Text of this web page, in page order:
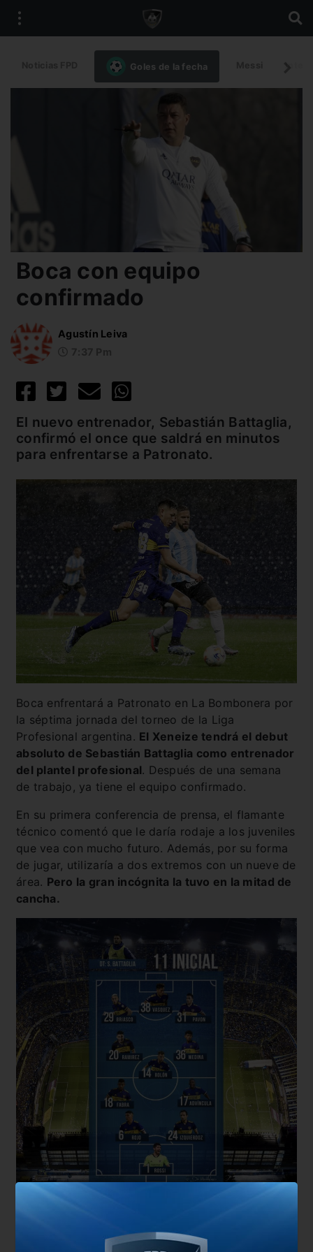
Goles de la fecha
Boca con equipo
confirmado
Agustín Leiva
El nuevo entrenador, Sebastián Battaglia,
confirmó el once que saldrá en minutos
para enfrentarse a Patronato.
Boca enfrentará a Patronato en La Bombonera por
la séptima jornada del torneo de la Liga
Profesional argentina. El Xeneize tendrá el debut
absoluto de Sebastián Battaglia como entrenador
del plantel profesional. Después de una semana
de trabajo, ya tiene el equipo confirmado.
En su primera conferencia de prensa, el flamante
técnico comentó que le daría rodaje a los juveniles
que vea con mucho futuro. Además, por su forma
de jugar, utilizaría a dos extremos con un nueve de
área. Pero la gran incógnita la tuvo en la mitad de
cancha.
Finalmente el primer equipo que pondrá Battaglia